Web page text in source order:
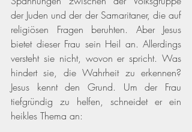
der Juden und der der Samaritaner, die auf
religiösen Fragen beruhten. Aber Jesus
bietet dieser Frau sein Heil an. Allerdings
versteht sie nicht, wovon er spricht. Was
hindert sie, die Wahrheit zu erkennen?
Jesus kennt den Grund. Um der Frau
tiefgründig zu helfen, schneidet er ein
heikles Thema an: